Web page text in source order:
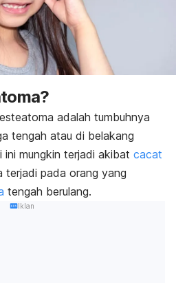
adalah tumbuhnya
tengah atau di belakang
ini mungkin terjadi akibat cacat
terjadi pada orang yang
tengah berulang.
Iklan